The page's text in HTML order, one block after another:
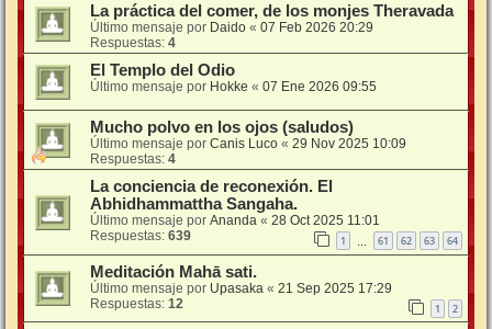
La práctica del comer, de los monjes Theravada
Último mensaje por Daido « 07 Feb 2026 20:29
Respuestas: 4
El Templo del Odio
Último mensaje por Hokke « 07 Ene 2026 09:55
Mucho polvo en los ojos (saludos)
Último mensaje por Canis Luco « 29 Nov 2025 10:09
Respuestas: 4
La conciencia de reconexión. El
Abhidhammattha Sangaha.
Último mensaje por Ananda « 28 Oct 2025 11:01
Respuestas: 639 1 61 62 63 64
Meditación Mahā sati.
Último mensaje por Upasaka « 21 Sep 2025 17:29
Respuestas: 12 1 2